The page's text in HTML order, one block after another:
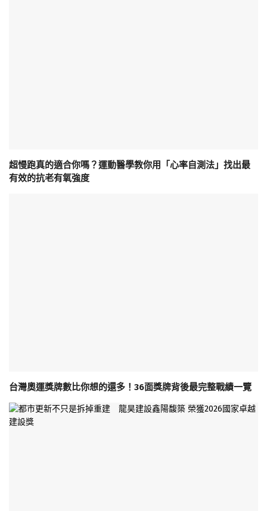
超慢跑真的適合你嗎？運動醫學教你用「心率自測法」找出最
有效的抗老有氧強度
台灣奧運獎牌數比你想的還多！36面獎牌背後最完整戰績一覽